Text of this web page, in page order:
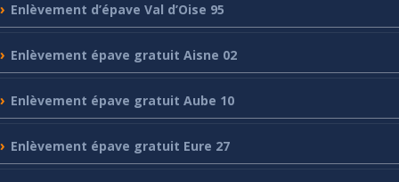
Enlèvement d’épave Val d’Oise 95
Enlèvement épave gratuit Aisne 02
Enlèvement épave gratuit Aube 10
Enlèvement épave gratuit Eure 27